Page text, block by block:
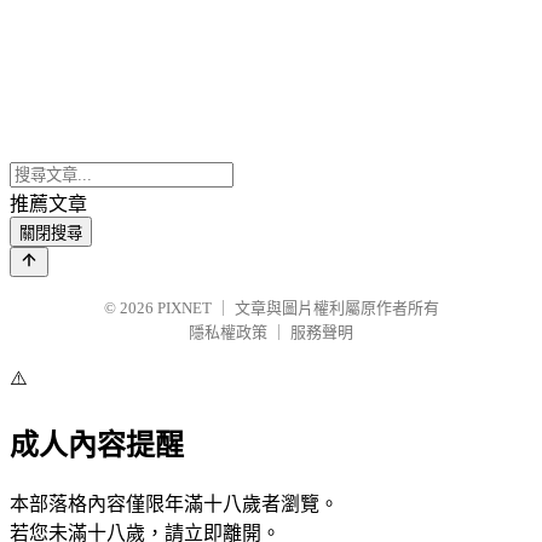
推薦文章
關閉搜尋
© 2026 PIXNET
文章與圖片權利屬原作者所有
隱私權政策
服務聲明
⚠️
成人內容提醒
本部落格內容僅限年滿十八歲者瀏覽。
若您未滿十八歲，請立即離開。